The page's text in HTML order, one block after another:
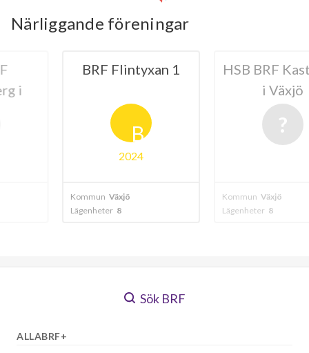
Närliggande föreningar
1
HSB BRF Kastanjen
Kommun
Lägenheter
HSB
Kommun
Lägenheter
Sök BRF
ALLABRF+